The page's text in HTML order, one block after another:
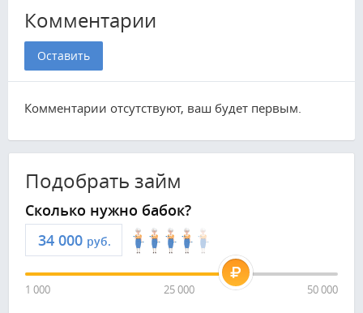
Комментарии
Оставить
Комментарии отсутствуют, ваш будет первым.
Подобрать займ
Сколько нужно бабок?
руб.
1 000 25 000 50 000